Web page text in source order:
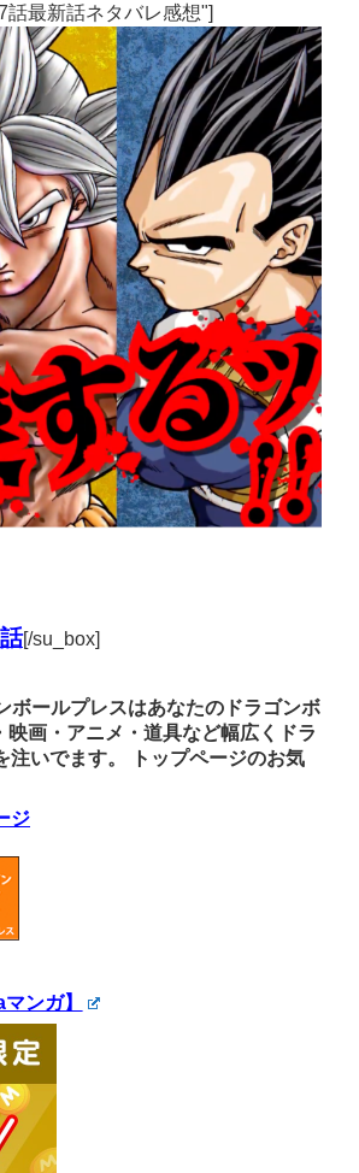
最新話ネタバレ感想"]
[/su_box]
ボールプレスはあなたのドラゴンボ
画・アニメ・道具など幅広くドラ
いでます。
トップページのお気
ジ
ンガ】